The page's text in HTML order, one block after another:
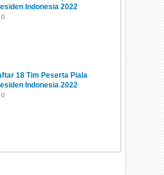
Indonesia 2022
0
18 Tim Peserta Piala
Indonesia 2022
0